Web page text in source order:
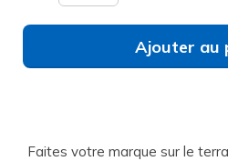
Ajouter au
Faites votre marque sur le